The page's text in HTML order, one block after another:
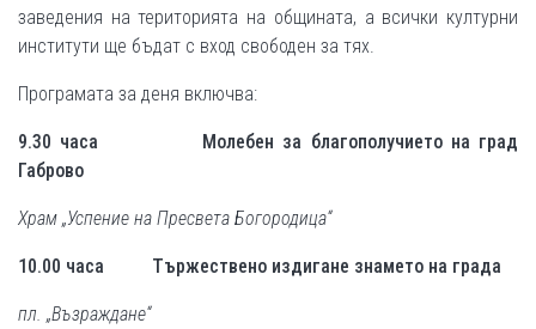
заведения на територията на общината, а всички културни
институти ще бъдат с вход свободен за тях.
Програмата за деня включва:
9.30 часа
Молебен за благополучието на град
Габрово
Храм „Успение на Пресвета Богородица“
10.00 часа Тържествено издигане знамето на града
пл. „Възраждане“